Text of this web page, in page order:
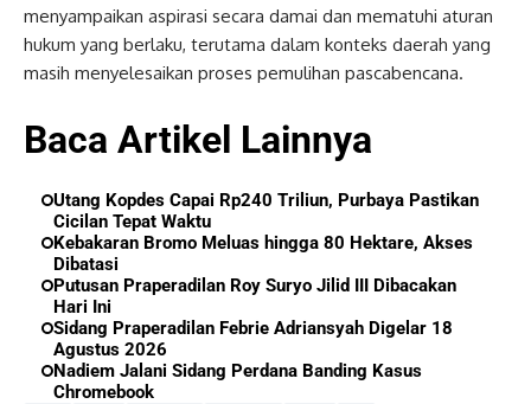
menyampaikan aspirasi secara damai dan mematuhi aturan
hukum yang berlaku, terutama dalam konteks daerah yang
masih menyelesaikan proses pemulihan pascabencana.
Baca Artikel Lainnya
Utang Kopdes Capai Rp240 Triliun, Purbaya Pastikan
Cicilan Tepat Waktu
Kebakaran Bromo Meluas hingga 80 Hektare, Akses
Dibatasi
Putusan Praperadilan Roy Suryo Jilid III Dibacakan
Hari Ini
Sidang Praperadilan Febrie Adriansyah Digelar 18
Agustus 2026
Nadiem Jalani Sidang Perdana Banding Kasus
Chromebook